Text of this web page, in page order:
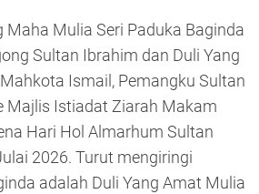
Maha Mulia Seri Paduka Baginda
Sultan Ibrahim dan Duli Yang
Ismail, Pemangku Sultan
Majlis Istiadat Ziarah Makam
Hari Hol Almarhum Sultan
2026. Turut mengiringi
adalah Duli Yang Amat Mulia